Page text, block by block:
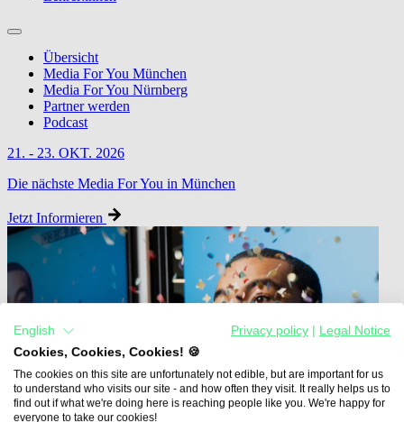
Übersicht
Media For You München
Media For You Nürnberg
Partner werden
Podcast
21. - 23. OKT. 2026
Die nächste Media For You in München
Jetzt Informieren
English Privacy policy
Legal Notice
Cookies, Cookies, Cookies! 🍪
The cookies on this site are unfortunately not edible, but are important for us
to understand who visits our site - and how often they visit. It really helps us to
find out if what we're doing here is reaching people like you. We're happy for
everyone to take our cookies!